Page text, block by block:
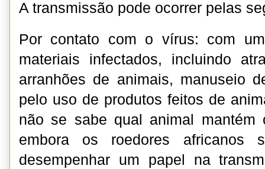
A transmissão pode ocorrer pelas
Por contato com o vírus: com
materiais infectados, incluindo
arranhões de animais, manuseio
pelo uso de produtos feitos de
não se sabe qual animal mantém
embora os roedores africanos
desempenhar um papel na